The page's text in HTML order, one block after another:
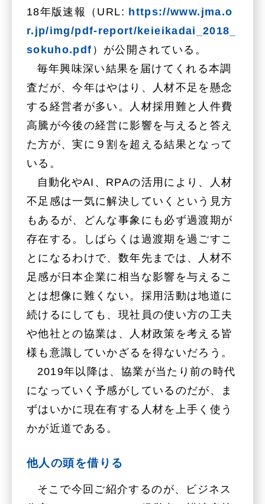
18年版速報（URL: https://www.jma.o
r.jp/img/pdf-report/keieikadai_2018_
sokuho.pdf ）が公開されている。
毎年興味深い結果を届けてくれる本調
査だが、今年はやはり、人材不足を懸念
する経営者が多い。人材採用難と人件費
高騰が今後の経営に影響を与えると答え
た方が、実に９割を超える結果となって
いる。
自動化やAI、RPAの活用により、人材
不足感は一気に解決していくという見方
もあるが、どんな事象にも必ず過渡期が
存在する。しばらくは過渡期を過ごすこ
とになるわけで、数年先までは、人材不
足感が日本企業に相当な影響を与えるこ
とは想像に難くない。採用活動は地道に
続けるにしても、現社員の使い方の工夫
や他社との協業は、人材政策を考える皆
様も意識していかざるを得ないだろう。
2019年以降は、協業が当たり前の時代
になっていく予感がしているのだが、ま
ずはいかに現在有する人材を上手く使う
かが近道である。
他人の頭を借りる
そこで今回ご紹介するのが、ビジネス